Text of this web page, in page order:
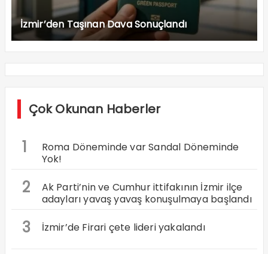
İzmir’den Taşınan Dava Sonuçlandı
Çok Okunan Haberler
1
Roma Döneminde var Sandal Döneminde
Yok!
2
Ak Parti’nin ve Cumhur ittifakının İzmir ilçe
adayları yavaş yavaş konuşulmaya başlandı
3 İzmir’de Firari çete lideri yakalandı